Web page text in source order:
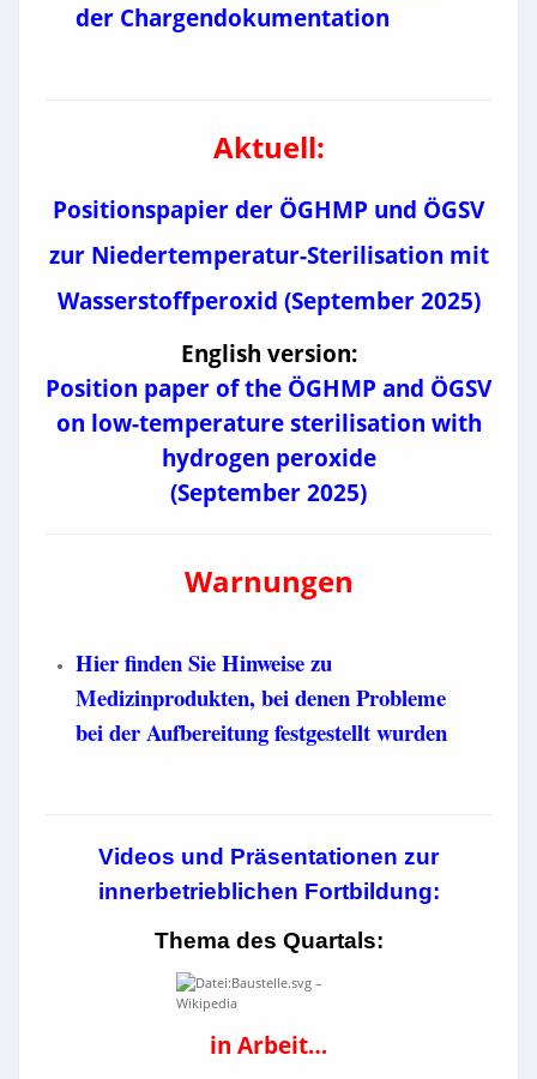
der Chargendokumentation
Aktuell:
Positionspapier der ÖGHMP und ÖGSV
zur Niedertemperatur-Sterilisation mit
Wasserstoffperoxid (September 2025)
English version:
Position paper of the ÖGHMP and ÖGSV
on low-temperature sterilisation with
hydrogen peroxide
(September 2025)
Warnungen
Hier finden Sie Hinweise zu
Medizinprodukten, bei denen Probleme
bei der Aufbereitung festgestellt wurden
Videos und Präsentationen zur
innerbetrieblichen Fortbildung:
Thema des Quartals:
in Arbeit…